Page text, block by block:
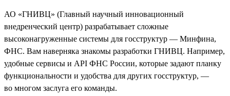
АО «ГНИВЦ» (Главный научный инновационный
внедренческий центр) разрабатывает сложные
высоконагруженные системы для госструктур — Минфина,
ФНС. Вам наверняка знакомы разработки ГНИВЦ. Например,
удобные сервисы и API ФНС России, которые задают планку
функциональности и удобства для других госструктур, —
во многом заслуга его команды.